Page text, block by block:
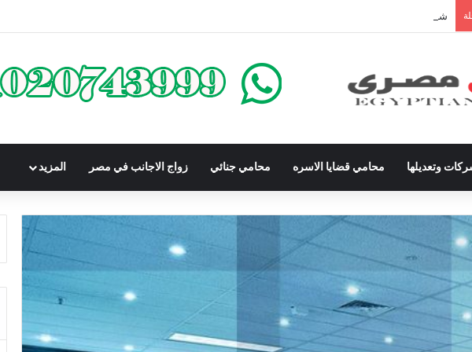
شراء العقارات داخل الكومباوندات تحت الإنشاء | أهم البنود التي تحمي المشتري في القانون المصري
وتعديلها محامي قضايا الاسره محامي جنائي زواج الاجانب في مصر المزيد